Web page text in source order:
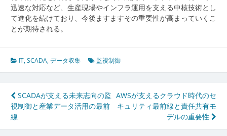
迅速な対応など、生産現場やインフラ運用を支える中核技術とし
て進化を続けており、今後ますますその重要性が高まっていくこ
とが期待される。
IT,SCADA,データ収集 監視制御
投
稿
ナ
SCADAが支える未来志向の監
視制御と産業データ活用の最前
線
AWSが支えるクラウド時代のセ
キュリティ最前線と責任共有モ
デルの重要性